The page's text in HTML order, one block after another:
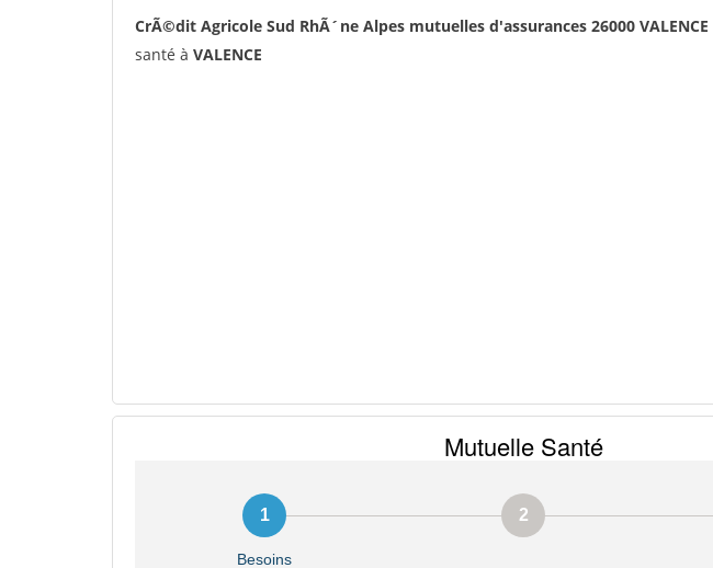
CrÃ©dit Agricole Sud RhÃ´ne Alpes mutuelles d'assurances 26000 VALENCE
santé à VALENCE